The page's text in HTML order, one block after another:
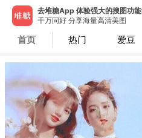
去堆糖App 体验强大的搜图功能
千万同好 分享海量高清美图
首页 热门 爱豆